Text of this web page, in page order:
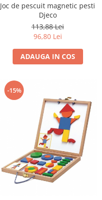
Joc de pescuit magnetic pesti
Djeco
113,88 Lei
96,80 Lei
ADAUGA IN COS
-15%